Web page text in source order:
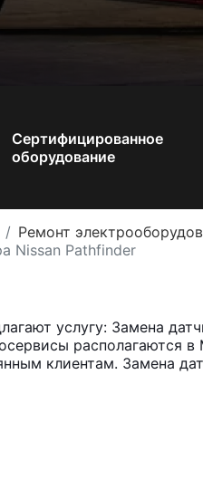
Сертифицированное
оборудование
Ремонт
Nissan Pathfinder
услугу: Замена
клиентам. Замена